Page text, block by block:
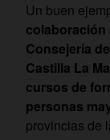
Un buen
colaboración
Consejería
Castilla La
cursos de
personas
provincias de